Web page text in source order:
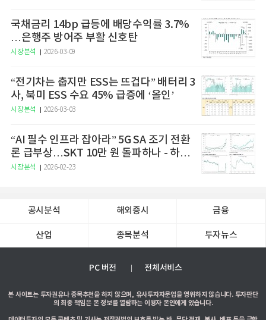
국채금리 14bp 급등에 배당수익률 3.7%
…은행주 방어주 부활 신호탄
시장분석 2026-03-09
“전기차는 춥지만 ESS는 뜨겁다” 배터리 3
사, 북미 ESS 수요 45% 급증에 ‘올인’
시장분석 2026-03-03
“AI 필수 인프라 잡아라” 5G SA 조기 전환
론 급부상…SKT 10만 원 돌파하나 - 하나
증권
시장분석 2026-02-23
공시분석 해외증시 금융
산업 종목분석 투자뉴스
PC 버전 전체서비스
본 사이트는 투자권유나 종목추천을 하지 않으며, 유사투자자문업을 영위하지 않습니다. 투자판단
의 최종 책임은 본 정보를 열람하는 이용자 본인에게 있습니다.